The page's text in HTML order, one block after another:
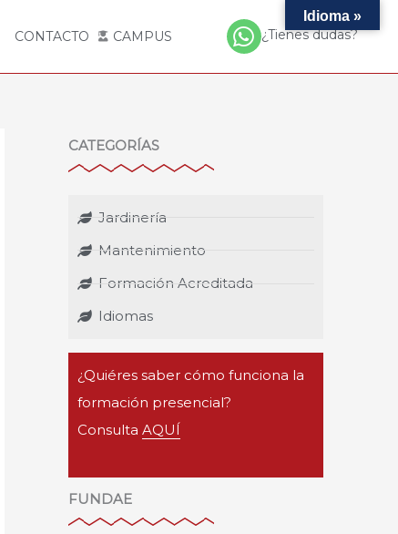
CONTACTO CAMPUS ¿Tienes dudas?
CATEGORÍAS
Jardinería
Mantenimiento
Formación Acreditada
Idiomas
¿Quiéres saber cómo funciona la
formación presencial?
Consulta AQUÍ
FUNDAE
Idioma »